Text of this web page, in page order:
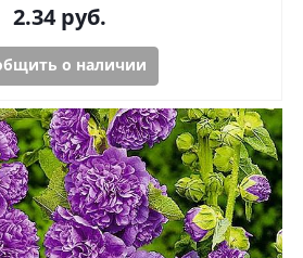
2.34руб.
о наличии